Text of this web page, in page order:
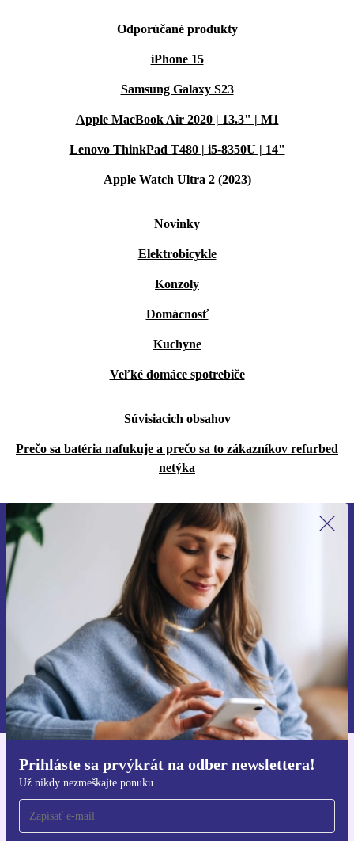
Odporúčané produkty
iPhone 15
Samsung Galaxy S23
Apple MacBook Air 2020 | 13.3" | M1
Lenovo ThinkPad T480 | i5-8350U | 14"
Apple Watch Ultra 2 (2023)
Novinky
Elektrobicykle
Konzoly
Domácnosť
Kuchyne
Veľké domáce spotrebiče
Súvisiacich obsahov
Prečo sa batéria nafukuje a prečo sa to zákazníkov refurbed
netýka
Prihláste sa prvýkrát na odber newslettera!
Už nikdy nezmeškajte ponuku
Prihláste sa prvýkrát na newsletter!
Už nikdy nezmeškajte ponuku.
Zaregistrovať sa
Informácie o používaní osobných údajov nájdete v našich
Zásadách ochrany osobných údajov.
Získajte aplikáciu refurbed
Pre iOS a Android